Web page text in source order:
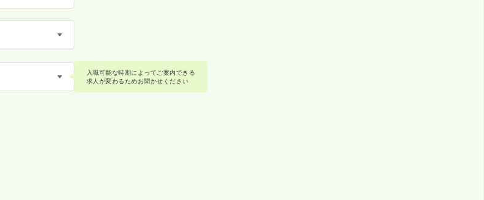
入職可能な時期によってご案内できる
求人が変わるためお聞かせください